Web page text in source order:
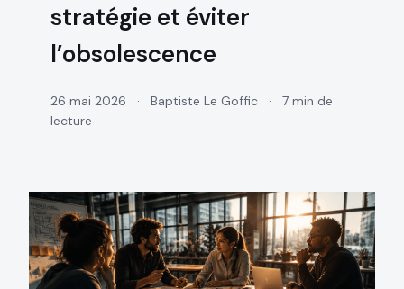
stratégie et éviter
l’obsolescence
26 mai 2026 · Baptiste Le Goffic ·
7 min de
lecture